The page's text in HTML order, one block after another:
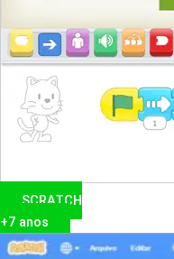
SCRATCH
+7 anos